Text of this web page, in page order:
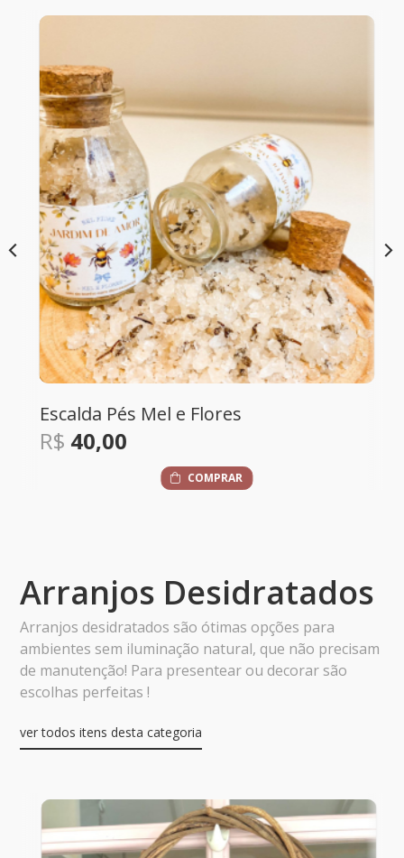
Escalda Pés Mel e Flores
R$40,00
COMPRAR
Arranjos Desidratados
Arranjos desidratados são ótimas opções para
ambientes sem iluminação natural, que não precisam
de manutenção! Para presentear ou decorar são
escolhas perfeitas !
ver todos itens desta categoria